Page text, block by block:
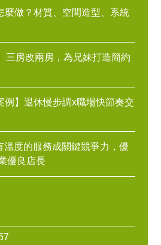
麼做？材質、空間造型、系統
三房改兩房，為兄妹打造簡約
例】退休慢步調x職場快節奏交
溫度的服務成關鍵競爭力，優
優良店長